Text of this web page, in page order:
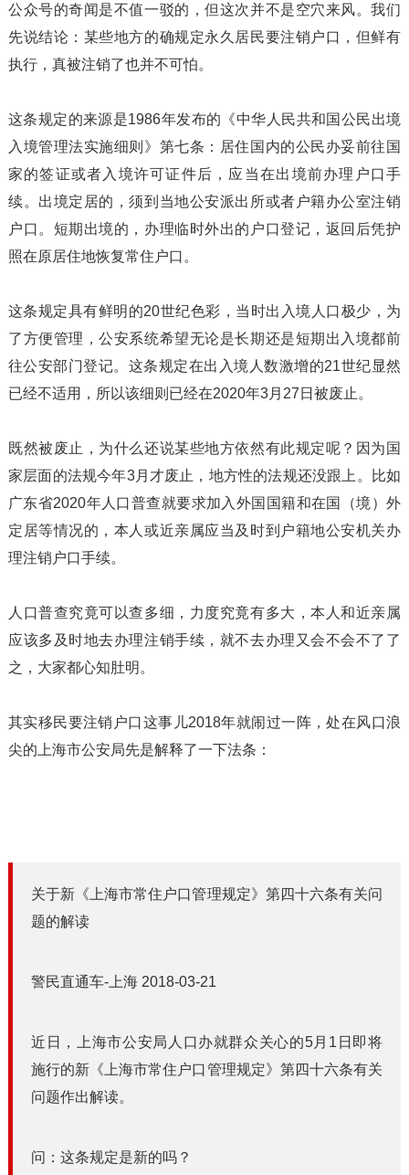
公众号的奇闻是不值一驳的，但这次并不是空穴来风。我们
先说结论：某些地方的确规定永久居民要注销户口，但鲜有
执行，真被注销了也并不可怕。
这条规定的来源是1986年发布的《中华人民共和国公民出境
入境管理法实施细则》第七条：居住国内的公民办妥前往国
家的签证或者入境许可证件后，应当在出境前办理户口手
续。出境定居的，须到当地公安派出所或者户籍办公室注销
户口。短期出境的，办理临时外出的户口登记，返回后凭护
照在原居住地恢复常住户口。
这条规定具有鲜明的20世纪色彩，当时出入境人口极少，为
了方便管理，公安系统希望无论是长期还是短期出入境都前
往公安部门登记。这条规定在出入境人数激增的21世纪显然
已经不适用，所以该细则已经在2020年3月27日被废止。
既然被废止，为什么还说某些地方依然有此规定呢？因为国
家层面的法规今年3月才废止，地方性的法规还没跟上。比如
广东省2020年人口普查就要求加入外国国籍和在国（境）外
定居等情况的，本人或近亲属应当及时到户籍地公安机关办
理注销户口手续。
人口普查究竟可以查多细，力度究竟有多大，本人和近亲属
应该多及时地去办理注销手续，就不去办理又会不会不了了
之，大家都心知肚明。
其实移民要注销户口这事儿2018年就闹过一阵，处在风口浪
尖的上海市公安局先是解释了一下法条：
关于新《上海市常住户口管理规定》第四十六条有关问
题的解读
警民直通车-上海 2018-03-21
近日，上海市公安局人口办就群众关心的5月1日即将
施行的新《上海市常住户口管理规定》第四十六条有关
问题作出解读。
问：这条规定是新的吗？